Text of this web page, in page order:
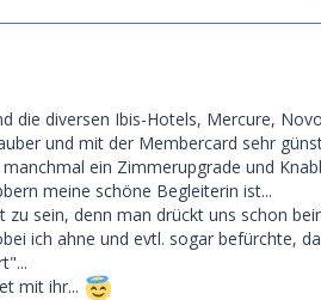
die diversen Ibis-Hotels, Mercure,
und mit der Membercard sehr
ein Zimmerupgrade und
meine schöne Begleiterin ist...
sein, denn man drückt uns schon
ich ahne und evtl. sogar befürchte,
mit ihr...